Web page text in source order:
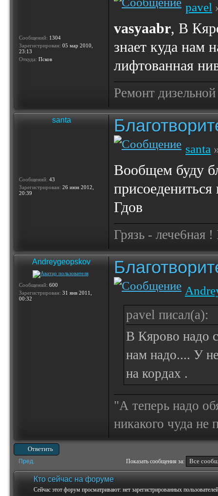
Сообщений: 1304
Зарегистрирован: 05 мар 2010,
23:13
Откуда: Псков
pavel
vasyaabr, В
знает куда нам
лифтованная
Ремонт
santa
Сообщений: 43
Зарегистрирован: 26 июн 2012,
20:39
santa
Вообщем буду
присоедениться
Гдов
Грязь - лече6ная
Andreygeopskov
Сообщений: 600
Зарегистрирован: 31 янв 2011,
00:32
pavel писал(а):
В Кярово надо
нам надо.... У
на кордах .
"А теперь надо
никакого чуда
Ответить
Пред. Показать сообщения за:
Кто сейчас на форуме
Сейчас этот форум просматривают: нет зарегистрированных